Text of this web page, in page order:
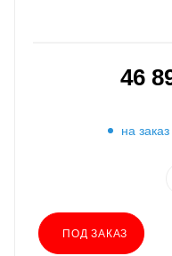
46
на заказ
ПОД ЗАКАЗ